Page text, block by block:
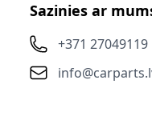
Sazinies ar
+371 27049119